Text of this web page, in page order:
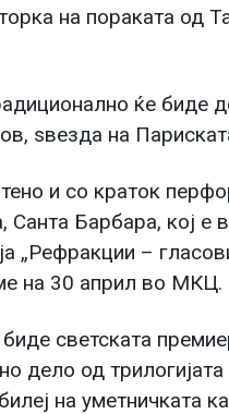
на пораката од
ќе биде
ѕвезда на
и со краток
Санта Барбара, кој е
„Рефракции –
на 30 април во МКЦ.
светската
дело од
на уметничката